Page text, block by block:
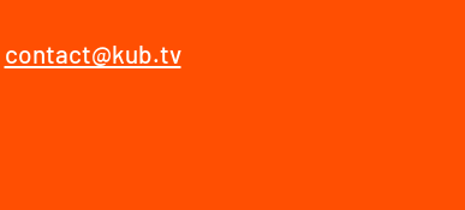
contact@kub.tv